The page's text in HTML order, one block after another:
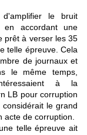
d'amplifier le bruit
en accordant une
prêt à verser les 35
telle épreuve. Cela
de journaux et
le même temps,
à la
LB pour corruption
le grand
de corruption.
telle épreuve ait